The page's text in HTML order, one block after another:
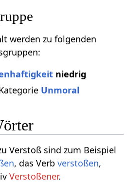
werden zu folgenden
niedrig
Unmoral
Verstoß sind zum Beispiel
, das Verbverstoßen,
Verstoßener.